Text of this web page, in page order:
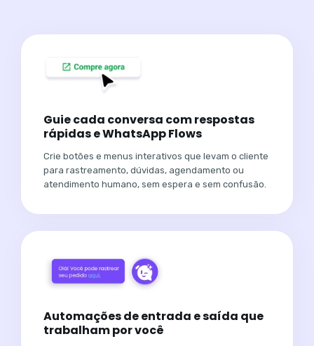
Guie cada conversa com respostas
rápidas e WhatsApp Flows
Crie botões e menus interativos que levam o cliente
para rastreamento, dúvidas, agendamento ou
atendimento humano, sem espera e sem confusão.
Automações de entrada e saída que
trabalham por você